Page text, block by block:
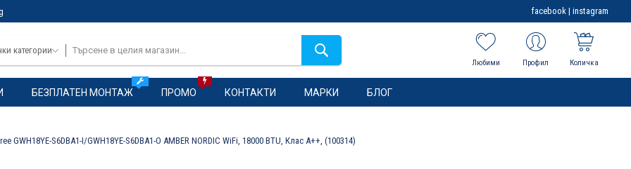
facebook | instagram
категории
Любими Профил Количка
БЕЗПЛАТЕН МОНТАЖ ПРОМО КОНТАКТИ МАРКИ БЛОГ
GWH18YE-S6DBA1-I/GWH18YE-S6DBA1-O AMBER NORDIC WiFi, 18000 BTU, Клас A++, (100314)